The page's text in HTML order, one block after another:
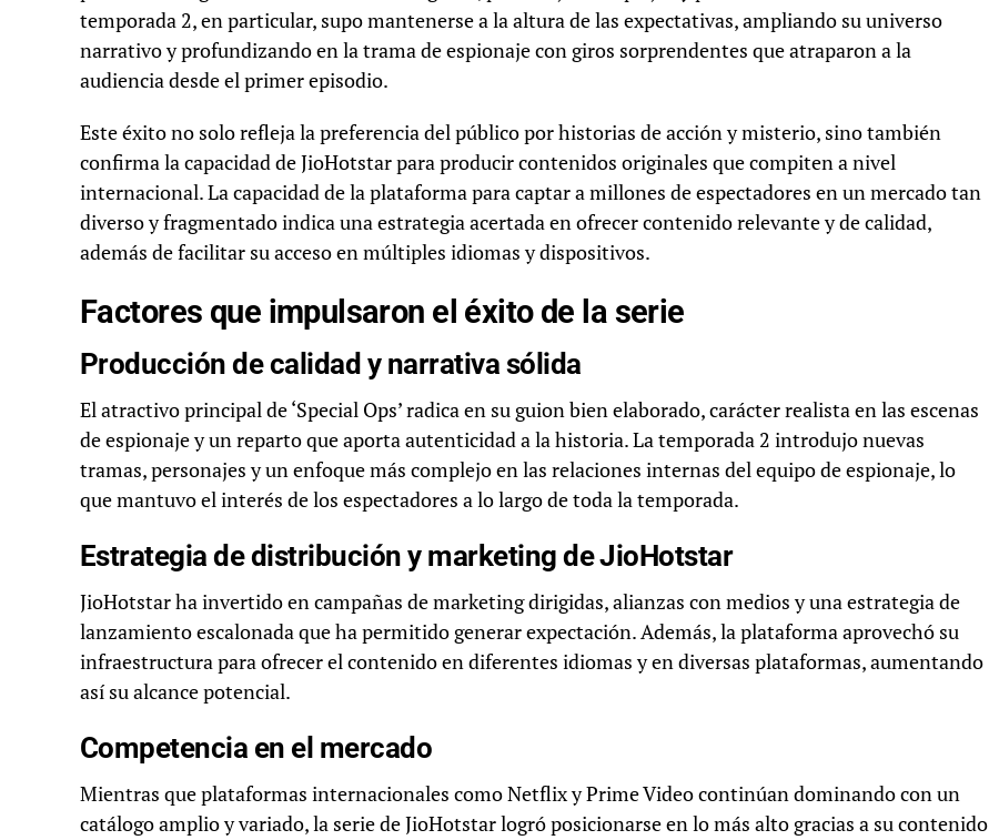
temporada 2, en particular, supo mantenerse a la altura de las expectativas, ampliando su universo
narrativo y profundizando en la trama de espionaje con giros sorprendentes que atraparon a la
audiencia desde el primer episodio.
Este éxito no solo refleja la preferencia del público por historias de acción y misterio, sino también
confirma la capacidad de JioHotstar para producir contenidos originales que compiten a nivel
internacional. La capacidad de la plataforma para captar a millones de espectadores en un mercado tan
diverso y fragmentado indica una estrategia acertada en ofrecer contenido relevante y de calidad,
además de facilitar su acceso en múltiples idiomas y dispositivos.
Factores que impulsaron el éxito de la serie
Producción de calidad y narrativa sólida
El atractivo principal de ‘Special Ops’ radica en su guion bien elaborado, carácter realista en las escenas
de espionaje y un reparto que aporta autenticidad a la historia. La temporada 2 introdujo nuevas
tramas, personajes y un enfoque más complejo en las relaciones internas del equipo de espionaje, lo
que mantuvo el interés de los espectadores a lo largo de toda la temporada.
Estrategia de distribución y marketing de JioHotstar
JioHotstar ha invertido en campañas de marketing dirigidas, alianzas con medios y una estrategia de
lanzamiento escalonada que ha permitido generar expectación. Además, la plataforma aprovechó su
infraestructura para ofrecer el contenido en diferentes idiomas y en diversas plataformas, aumentando
así su alcance potencial.
Competencia en el mercado
Mientras que plataformas internacionales como Netflix y Prime Video continúan dominando con un
catálogo amplio y variado, la serie de JioHotstar logró posicionarse en lo más alto gracias a su contenido